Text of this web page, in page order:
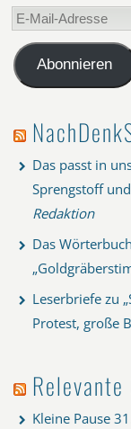
E-
Mail-
AdresseAbonnieren
Das passt in
Sprengstoff
Redaktion
Das
Leserbriefe zu
Protest, große
Kleine Pause